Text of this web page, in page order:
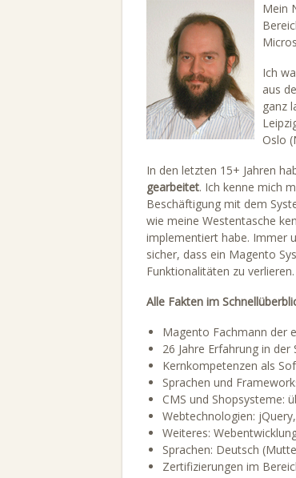
Mein
Ich
aus
ganz
Oslo
In den letzten 15+ Jahren
gearbeitet. Ich kenne mich
Beschäftigung mit dem
wie meine Westentasche
implementiert habe. Immer
sicher, dass ein Magento
Funktionalitäten zu verlieren.
Alle Fakten im
Magento Fachmann der
26 Jahre Erfahrung in
Kernkompetenzen als
Sprachen und
CMS und Shopsysteme:
Webtechnologien:
Weiteres:
Sprachen: Deutsch
Zertifizierungen im